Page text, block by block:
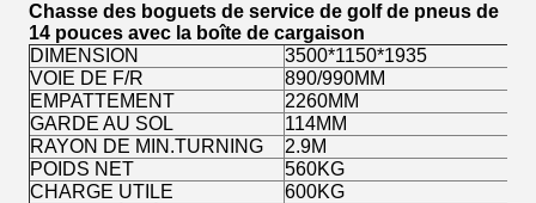
Chasse des boguets de service de golf de pneus de
14 pouces avec la boîte de cargaison
DIMENSION
3500*1150*1935
VOIE DE F/R
890/990MM
EMPATTEMENT
2260MM
GARDE AU SOL
114MM
RAYON DE MIN.TURNING
2.9M
POIDS NET
560KG
CHARGE UTILE
600KG